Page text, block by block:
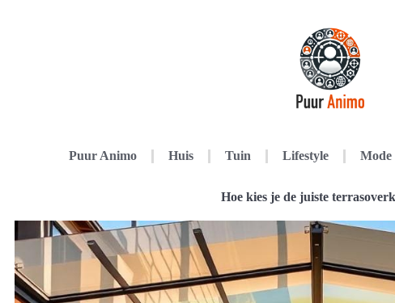
Puur Animo Huis Tuin Lifestyle Mode
Hoe kies je de juiste